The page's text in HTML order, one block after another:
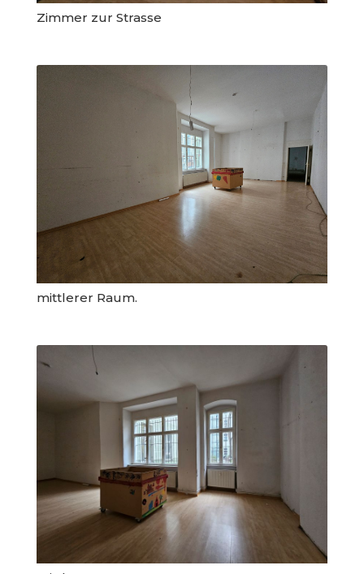
Zimmer zur Strasse
mittlerer Raum.